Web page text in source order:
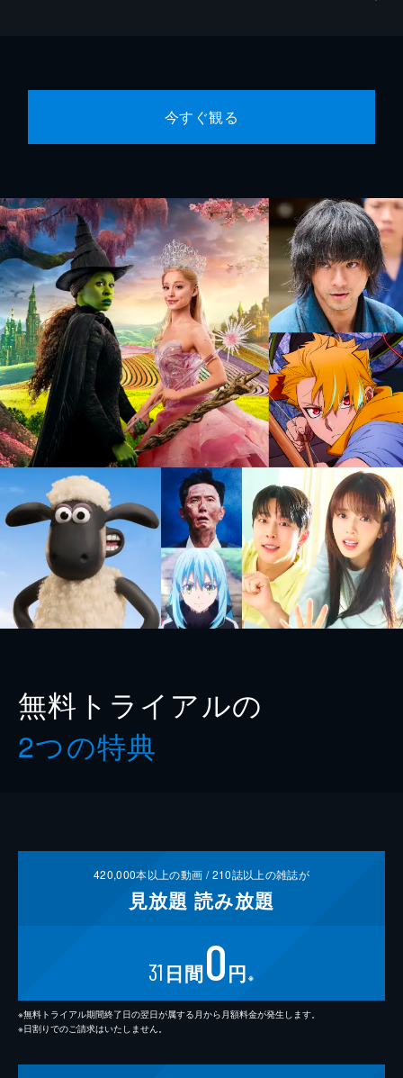
今すぐ観る
無料トライアルの
2つの特典
420,000本以上の動画 /210誌以上の雑誌が
見放題 読み放題
31 日間0円 ※
※無料トライアル期間終了日の翌日が属する月から月額料金が発生します。
※日割りでのご請求はいたしません。